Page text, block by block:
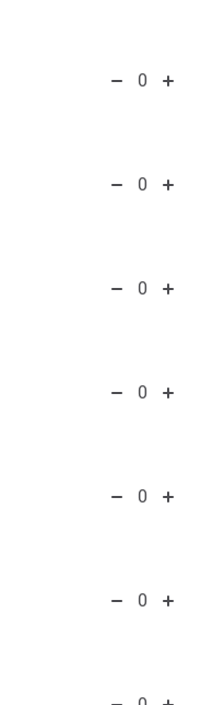
0
0
0
0
0
0